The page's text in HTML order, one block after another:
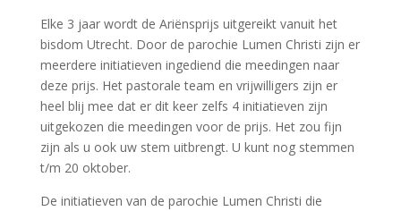
Elke 3 jaar wordt de Ariënsprijs uitgereikt vanuit het
bisdom Utrecht. Door de parochie Lumen Christi zijn er
meerdere initiatieven ingediend die meedingen naar
deze prijs. Het pastorale team en vrijwilligers zijn er
heel blij mee dat er dit keer zelfs 4 initiatieven zijn
uitgekozen die meedingen voor de prijs. Het zou fijn
zijn als u ook uw stem uitbrengt. U kunt nog stemmen
t/m 20 oktober.
De initiatieven van de parochie Lumen Christi die